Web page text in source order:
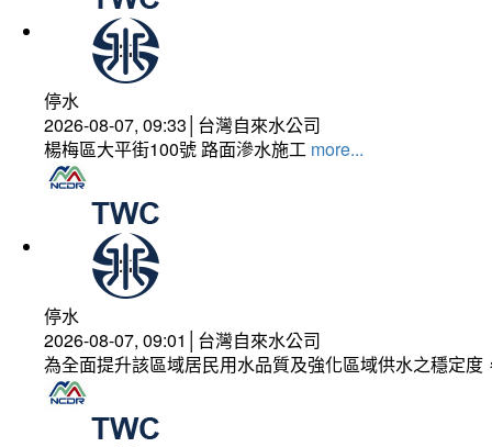
停水
2026-08-07, 09:33│台灣自來水公司
楊梅區大平街100號 路面滲水施工 more...
停水
2026-08-07, 09:01│台灣自來水公司
為全面提升該區域居民用水品質及強化區域供水之穩定